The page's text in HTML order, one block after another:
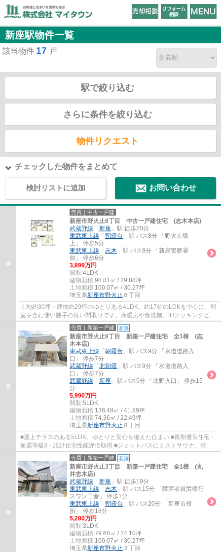
新座駅物件一覧
該当物件 17 戸
駅で絞り込む
さらに条件を絞り込む
物件リクエスト
チェックした物件をまとめて
検討リストに追加 お問い合わせ
売買｜中古一戸建
新座市野火止8丁目 中古一戸建住宅 (志木本店)
武蔵野線 「 新座 」駅 徒歩20分
東武東上線 「 朝霞台 」駅 バス8分 「野火止坂
上」 停歩5分
東武東上線 「 志木 」駅 バス8分 「新座警察署
前」 停歩6分
3,899万円
間取:4LDK
建物面積:98.81㎡ / 29.88坪
土地面積:100.07㎡ / 30.27坪
埼玉県新座市野火止 ８丁目
土地約30坪・建物約29坪のゆとりある4LDK。約17帖のLDKを中心に、和
室を含む使い勝手の良い間取りです。床暖房や食洗機、IHクッキングヒー
ターを備え、全居室収納付きで快適な新生活を...
売買｜新築一戸建 新築
新座市野火止8丁目 新築一戸建住宅 全1棟 (志
木本店)
東武東上線 「 朝霞台 」駅 バス9分 「水道道路入
口」 停歩7分
武蔵野線 「 北朝霞 」駅 バス9分 「水道道路入
口」 停歩7分
武蔵野線 「 新座 」駅 バス5分 「北野入口」 停歩15
分
5,990万円
間取:5LDK
建物面積:138.48㎡ / 41.89坪
土地面積:74.36㎡ / 22.49坪
埼玉県新座市野火止 ８丁目
■屋上テラスのある5LDK。ゆとりと安心を備えた住まい ■長期優良住宅・
耐震等級3・設計住宅性能評価取得 ■ジェットバスにミストサウナ、浴室
TVなど充実の設備
売買｜新築一戸建 新築
新座市野火止3丁目 新築一戸建住宅 全1棟 (丸
井志木店)
武蔵野線 「 新座 」駅 徒歩19分
東武東上線 「 志木 」駅 バス15分 「障害者就労移行
スワン工舎」 停歩1分
東武東上線 「 朝霞台 」駅 バス20分 「新座市役
所」 停歩18分
5,280万円
間取:3LDK
建物面積:79.68㎡ / 24.10坪
土地面積:100.07㎡ / 30.27坪
埼玉県新座市野火止 ３丁目